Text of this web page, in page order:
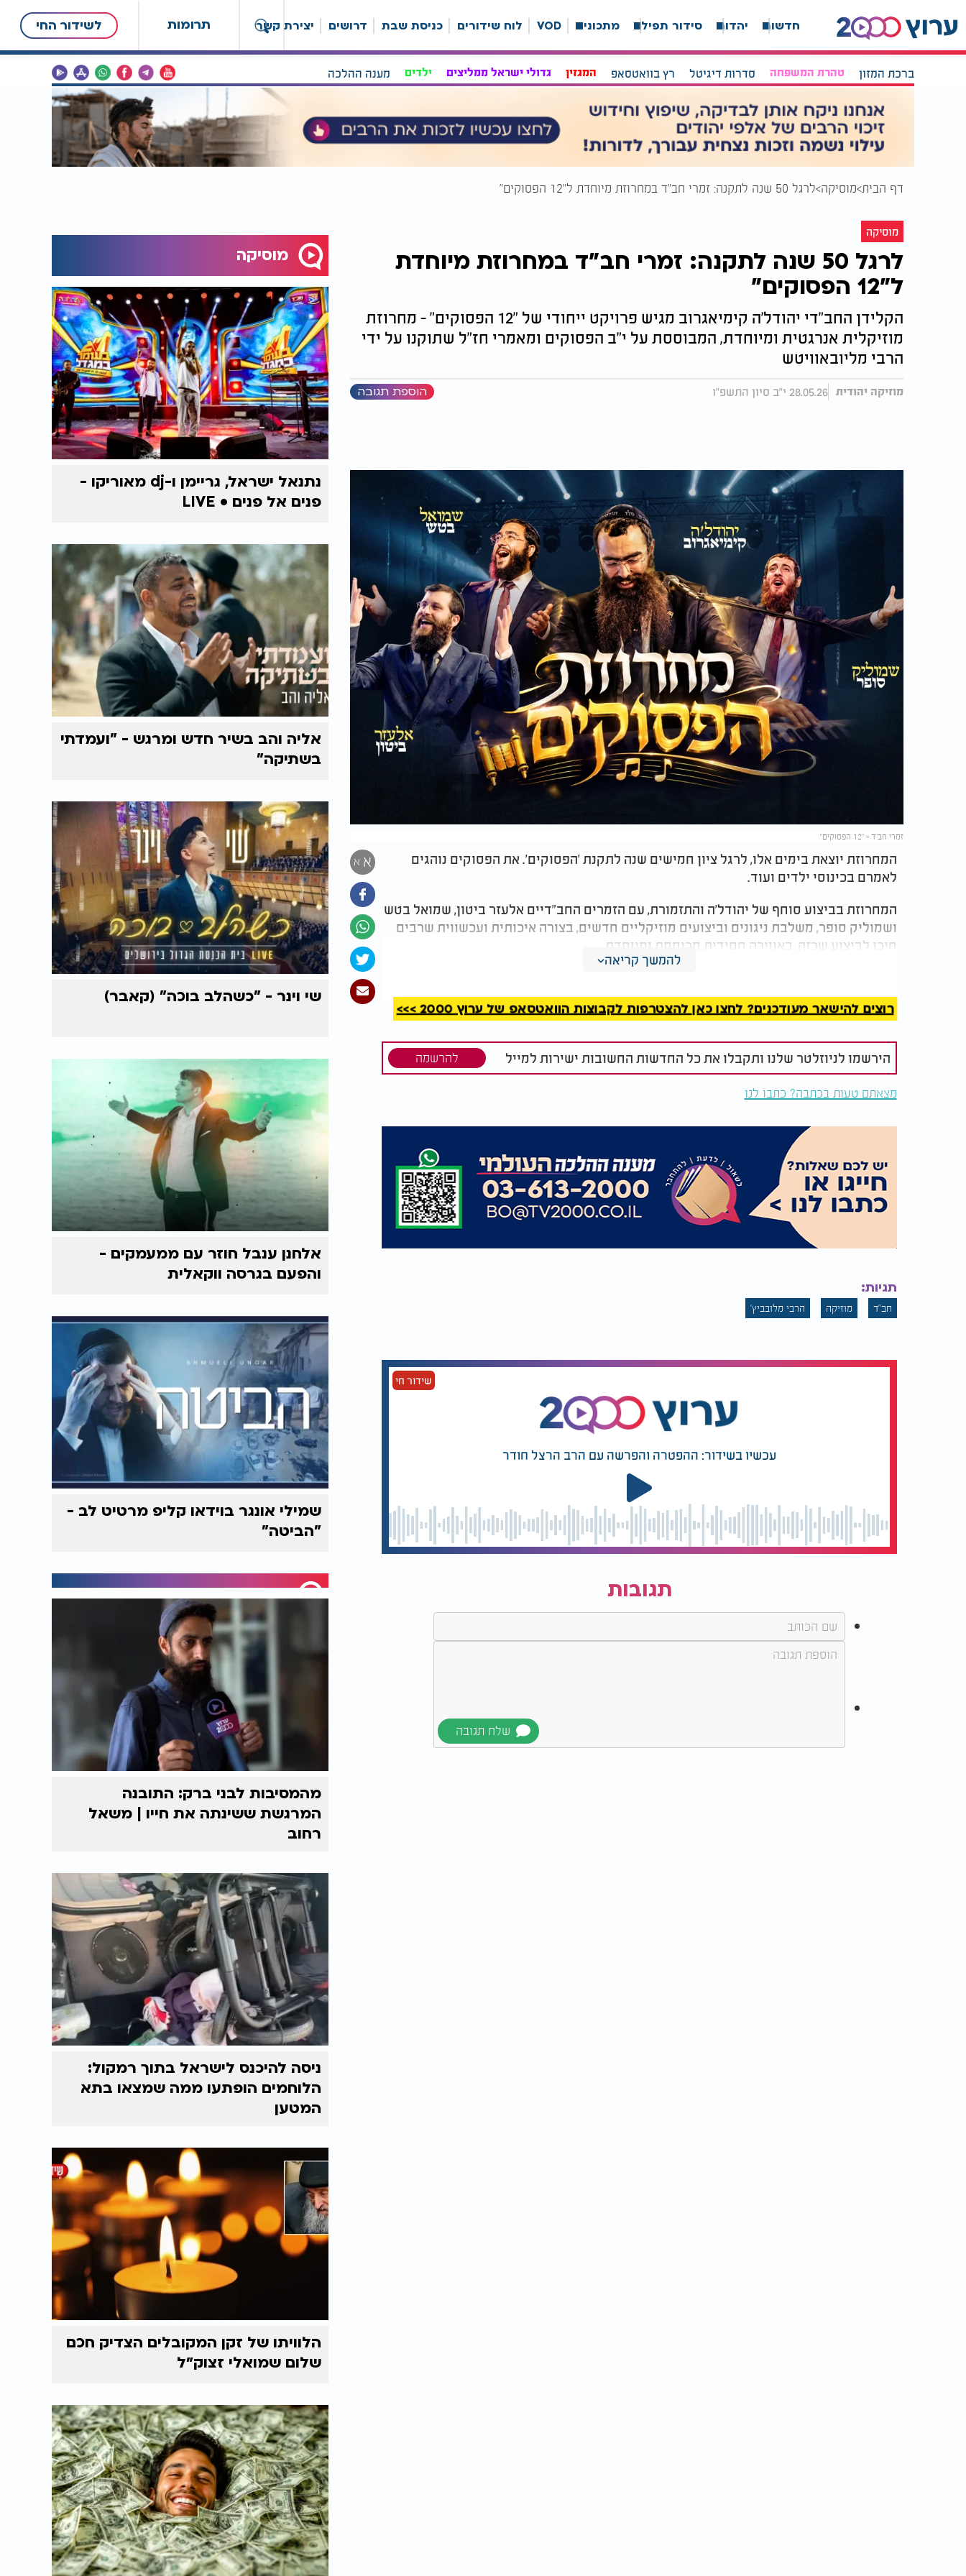
תרומות לשידור החי חדשות יהדות סידור תפילה מתכונים VOD לוח שידורים כניסת שבת דרושים יצירת קשר
ברכת המזון טהרת המשפחה סדרות דיגיטל רץ בוואטסאפ המגזין גדולי ישראל ממליצים ילדים מענה ההלכה
דף הבית מוסיקה לרגל 50 שנה לתקנה: זמרי חב"ד במחרוזת מיוחדת ל"12 הפסוקים"
מוסיקה
לרגל 50 שנה לתקנה: זמרי חב"ד במחרוזת מיוחדת
ל"12 הפסוקים"
הקלידן החב"די יהודל'ה קימיאגרוב מגיש פרויקט ייחודי של "12 הפסוקים" - מחרוזת
מוזיקלית אנרגטית ומיוחדת, המבוססת על י"ב הפסוקים ומאמרי חז"ל שתוקנו על ידי
הרבי מליובאוויטש
מוזיקה יהודית 28.05.26 י"ב סיון התשפ"ו הוספת תגובה
זמרי חב"ד - "12 הפסוקים"
א א
המחרוזת יוצאת בימים אלו, לרגל ציון חמישים שנה לתקנת 'הפסוקים'. את הפסוקים נוהגים
לאמרם בכינוסי ילדים ועוד.
המחרוזת בביצוע סוחף של יהודל'ה והתזמורת, עם הזמרים החב"דיים אלעזר ביטון, שמואל בטש
ושמוליק סופר, משלבת ניגונים וביצועים מוזיקליים חדשים, בצורה איכותית ועכשווית שרבים
חיכו לביצוע שכזה, באווירה חסידית מרוממת ומיוחדת.
להמשך קריאה
רוצים להישאר מעודכנים? לחצו כאן להצטרפות לקבוצות הוואטסאפ של ערוץ 2000 >>>
הירשמו לניוזלטר שלנו ותקבלו את כל החדשות החשובות ישירות למייל להרשמה
מצאתם טעות בכתבה? כתבו לנו
תגיות:
חב"ד מוזיקה הרבי מלובביץ'
שידור חי
עכשיו בשידור: ההפטרה והפרשה עם הרב הרצל חודר
תגובות
מוסיקה
נתנאל ישראל, גריימן ו-dj מאוריקו -
פנים אל פנים • LIVE
אליה והב בשיר חדש ומרגש - "ועמדתי
בשתיקה"
שי וינר - "כשהלב בוכה" (קאבר)
אלחנן ענבל חוזר עם ממעמקים -
והפעם בגרסה ווקאלית
שמילי אונגר בוידאו קליפ מרטיט לב -
"הביטה"
מהמסיבות לבני ברק: התובנה
המרגשת ששינתה את חייו | משאל
רחוב
ניסה להיכנס לישראל בתוך רמקול:
הלוחמים הופתעו ממה שמצאו בתא
המטען
הלוויתו של זקן המקובלים הצדיק חכם
שלום שמואלי זצוק״ל